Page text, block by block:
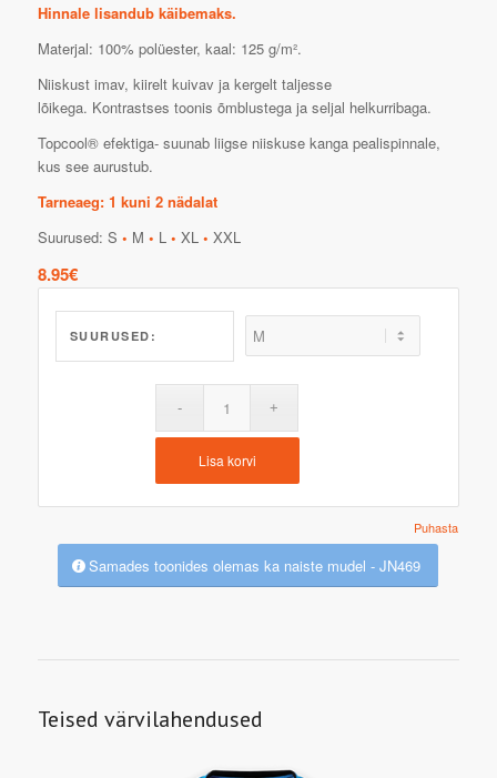
Hinnale lisandub käibemaks.
Materjal: 100% polüester, kaal: 125 g/m².
Niiskust imav, kiirelt kuivav ja kergelt taljesse
lõikega. Kontrastses toonis õmblustega ja seljal helkurribaga.
Topcool® efektiga- suunab liigse niiskuse kanga pealispinnale,
kus see aurustub.
Tarneaeg: 1 kuni 2 nädalat
Suurused: S • M • L • XL • XXL
8.95€
SUURUSED:
Puhasta
Lisa korvi
Samades toonides olemas ka naiste mudel - JN469
Teised värvilahendused